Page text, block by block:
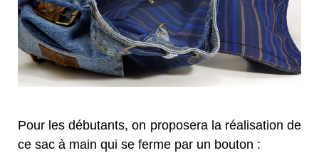
Pour les débutants, on proposera la réalisation de
ce sac à main qui se ferme par un bouton :